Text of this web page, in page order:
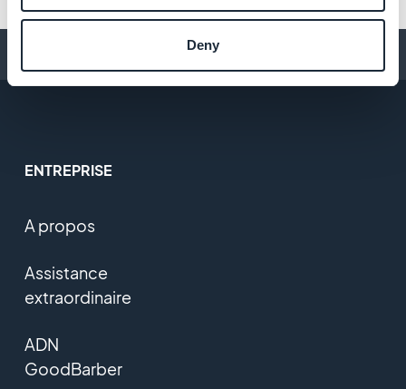
Deny
Conseils pour créer une app
ENTREPRISE
A propos
Assistance
extraordinaire
ADN
GoodBarber